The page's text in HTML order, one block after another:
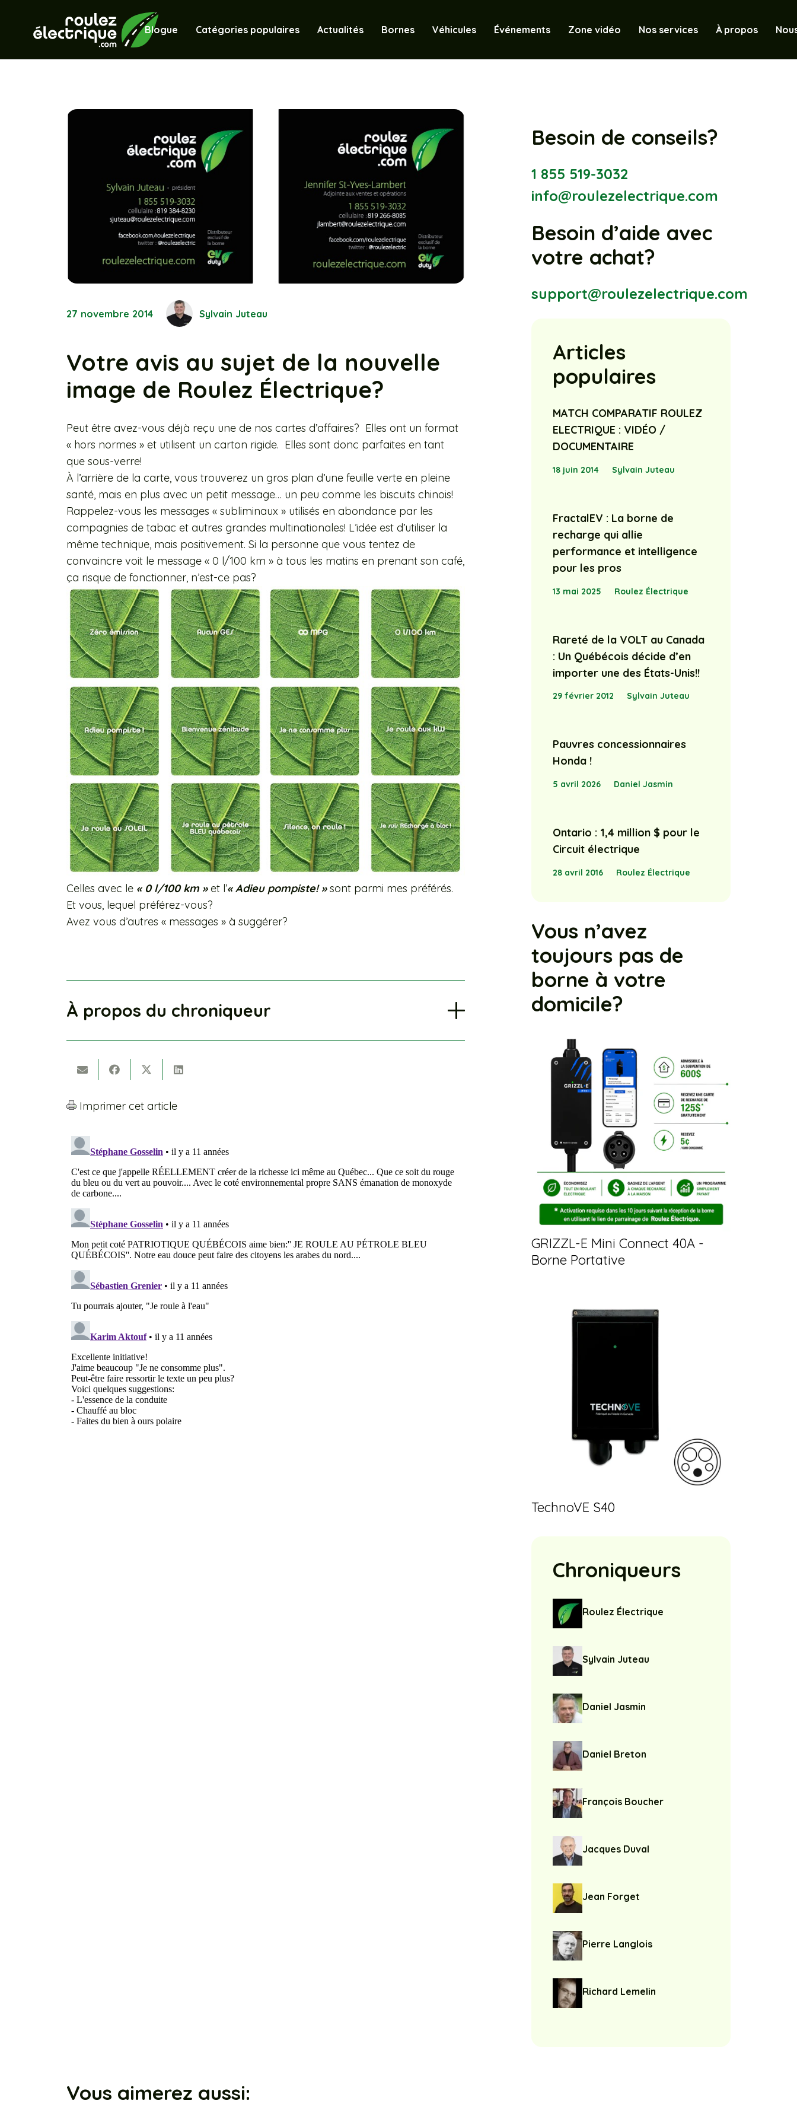
Blogue Catégories populaires Actualités Bornes Véhicules Événements Zone vidéo Nos services À propos
27 novembre 2014 Sylvain Juteau
Votre avis au sujet de la nouvelle
image de Roulez Électrique?
Peut être avez-vous déjà reçu une de nos cartes d’affaires? Elles ont un format
« hors normes » et utilisent un carton rigide. Elles sont donc parfaites en tant
que sous-verre!
À l’arrière de la carte, vous trouverez un gros plan d’une feuille verte en pleine
santé, mais en plus avec un petit message… un peu comme les biscuits chinois!
Rappelez-vous les messages « subliminaux » utilisés en abondance par les
compagnies de tabac et autres grandes multinationales! L’idée est d’utiliser la
même technique, mais positivement. Si la personne que vous tentez de
convaincre voit le message « 0 l/100 km » à tous les matins en prenant son café,
ça risque de fonctionner, n’est-ce pas?
Celles avec le « 0 l/100 km »et l’« Adieu pompiste! »sont parmi mes préférés.
Et vous, lequel préférez-vous?
Avez vous d’autres « messages » à suggérer?
À propos du chroniqueur
Imprimer cet article
Besoin de conseils?
1 855 519-3032
info@roulezelectrique.com
Besoin d’aide avec
votre achat?
support@roulezelectrique.com
Articles
populaires
MATCH COMPARATIF ROULEZ
ELECTRIQUE : VIDÉO /
DOCUMENTAIRE
18 juin 2014 Sylvain Juteau
FractalEV : La borne de
recharge qui allie
performance et intelligence
pour les pros
13 mai 2025 Roulez Électrique
Rareté de la VOLT au Canada
: Un Québécois décide d’en
importer une des États-Unis!!
29 février 2012 Sylvain Juteau
Pauvres concessionnaires
Honda !
5 avril 2026 Daniel Jasmin
Ontario : 1,4 million $ pour le
Circuit électrique
28 avril 2016 Roulez Électrique
Vous n’avez
toujours pas de
borne à votre
domicile?
GRIZZL-E Mini Connect 40A -
Borne Portative
TechnoVE S40
Chroniqueurs
Roulez Électrique
Sylvain Juteau
Daniel Jasmin
Daniel Breton
François Boucher
Jacques Duval
Jean Forget
Pierre Langlois
Richard Lemelin
Vous aimerez aussi: